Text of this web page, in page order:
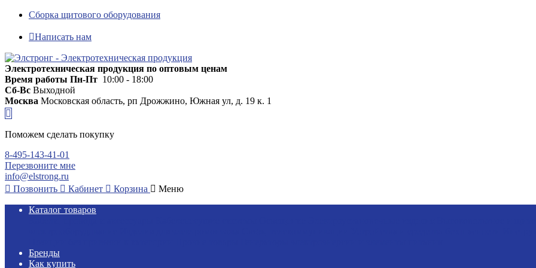
Сборка щитового оборудования
Написать нам
Электротехническая продукция по оптовым ценам
Время работы Пн-Пт 10:00 - 18:00
Сб-Вс Выходной
Москва Московская область, рп Дрожжино, Южная ул, д. 19 к. 1
Поможем сделать покупку
8-495-143-41-01
Перезвоните мне
info@elstrong.ru
Позвонить
Кабинет Корзина Меню
Каталог товаров
Бренды
Как купить